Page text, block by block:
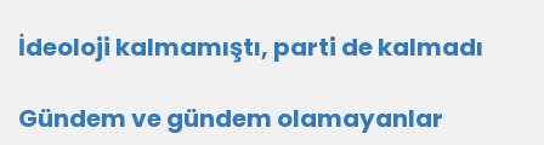
İdeoloji kalmamıştı, parti de kalmadı
Gündem ve gündem olamayanlar